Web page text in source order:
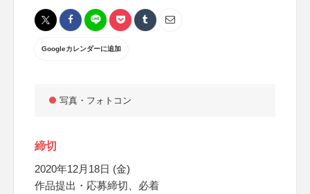
Googleカレンダーに追加
写真・フォトコン
締切
2020年12月18日 (金)
作品提出・応募締切、必着